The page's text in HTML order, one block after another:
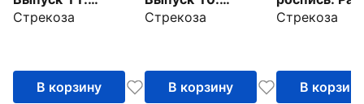
Раскраска с
Стрекоза
В корзину
Раскраска с
Стрекоза
В корзину
с
Стрекоза
В корзину